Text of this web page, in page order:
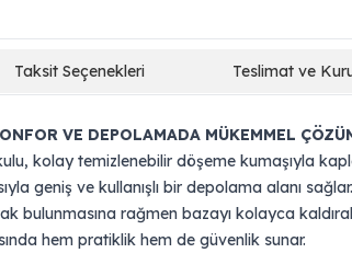
Taksit Seçenekleri Teslimat ve
VE DEPOLAMADA MÜKEMMEL
kolay temizlenebilir döşeme kumaşıyla
geniş ve kullanışlı bir depolama alanı sağlar.
rağmen bazayı kolayca
hem pratiklik hem de güvenlik sunar.